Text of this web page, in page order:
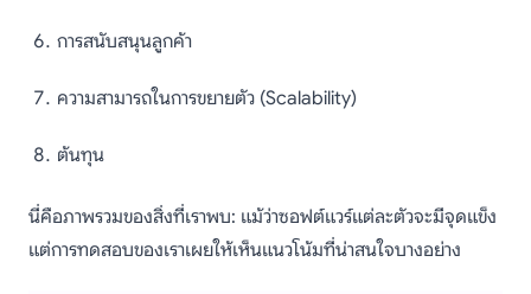
การสนับสนุนลูกค้า
ความสามารถในการขยายตัว (Scalability)
ต้นทุน
นี่คือภาพรวมของสิ่งที่เราพบ: แม้ว่าซอฟต์แวร์แต่ละตัวจะมีจุดแข็ง
แต่การทดสอบของเราเผยให้เห็นแนวโน้มที่น่าสนใจบางอย่าง